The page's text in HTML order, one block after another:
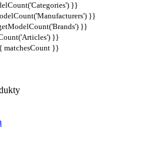
}}
}}
}}
}}
matchesCount }}